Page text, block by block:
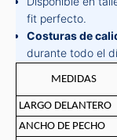
fit perfecto.
Costuras de
durante todo el
MEDIDAS
LARGO DELANTERO
ANCHO DE PECHO